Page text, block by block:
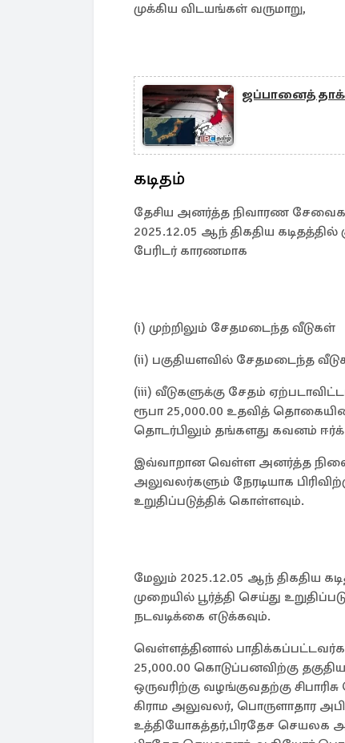
முக்கிய விடயங்கள் வருமாறு,
ஜப்பானைத்
கடிதம்
தேசிய அனர்த்த நிவாரண
2025.12.05 ஆந் திகதிய
பேரிடர் காரணமாக
(i) முற்றிலும் சேதமடைந்த வீடுகள்
(ii) பகுதியளவில் சேதமடைந்த
(iii) வீடுகளுக்கு சேதம்
ரூபா 25,000.00 உதவித்
தொடர்பிலும் தங்களது கவனம்
இவ்வாறான வெள்ள அனர்த்த
அலுவலர்களும் நேரடியாக
உறுதிப்படுத்திக் கொள்ளவும்.
மேலும் 2025.12.05 ஆந் திகதிய
முறையில் பூர்த்தி செய்து
நடவடிக்கை எடுக்கவும்.
வெள்ளத்தினால்
25,000.00 கொடுப்பனவிற்கு
ஒருவரிற்கு வழங்குவதற்கு
கிராம அலுவலர், பொருளாதார
உத்தியோகத்தர்,பிரதேச செயலக